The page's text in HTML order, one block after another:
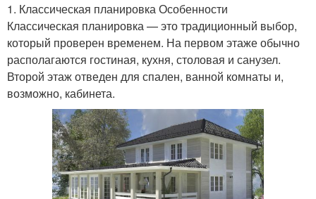
1. Классическая планировка Особенности
Классическая планировка — это традиционный выбор,
который проверен временем. На первом этаже обычно
располагаются гостиная, кухня, столовая и санузел.
Второй этаж отведен для спален, ванной комнаты и,
возможно, кабинета.